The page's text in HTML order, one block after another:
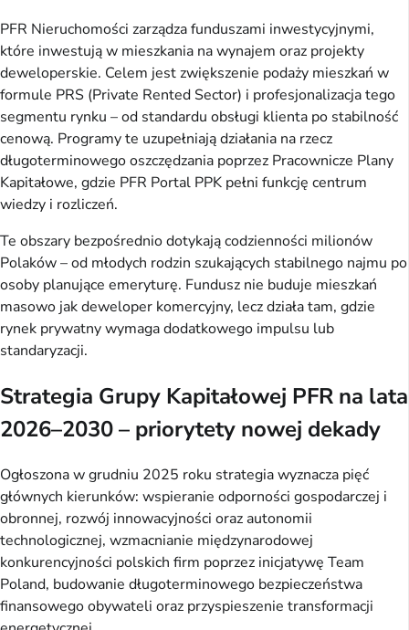
PFR Nieruchomości zarządza funduszami inwestycyjnymi,
które inwestują w mieszkania na wynajem oraz projekty
deweloperskie. Celem jest zwiększenie podaży mieszkań w
formule PRS (Private Rented Sector) i profesjonalizacja tego
segmentu rynku – od standardu obsługi klienta po stabilność
cenową. Programy te uzupełniają działania na rzecz
długoterminowego oszczędzania poprzez Pracownicze Plany
Kapitałowe, gdzie PFR Portal PPK pełni funkcję centrum
wiedzy i rozliczeń.
Te obszary bezpośrednio dotykają codzienności milionów
Polaków – od młodych rodzin szukających stabilnego najmu po
osoby planujące emeryturę. Fundusz nie buduje mieszkań
masowo jak deweloper komercyjny, lecz działa tam, gdzie
rynek prywatny wymaga dodatkowego impulsu lub
standaryzacji.
Strategia Grupy Kapitałowej PFR na lata
2026–2030 – priorytety nowej dekady
Ogłoszona w grudniu 2025 roku strategia wyznacza pięć
głównych kierunków: wspieranie odporności gospodarczej i
obronnej, rozwój innowacyjności oraz autonomii
technologicznej, wzmacnianie międzynarodowej
konkurencyjności polskich firm poprzez inicjatywę Team
Poland, budowanie długoterminowego bezpieczeństwa
finansowego obywateli oraz przyspieszenie transformacji